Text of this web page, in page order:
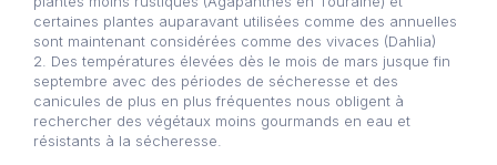
certaines plantes auparavant utilisées comme des annuelles
sont maintenant considérées comme des vivaces (Dahlia)
2. Des températures élevées dès le mois de mars jusque fin
septembre avec des périodes de sécheresse et des
canicules de plus en plus fréquentes nous obligent à
rechercher des végétaux moins gourmands en eau et
résistants à la sécheresse.